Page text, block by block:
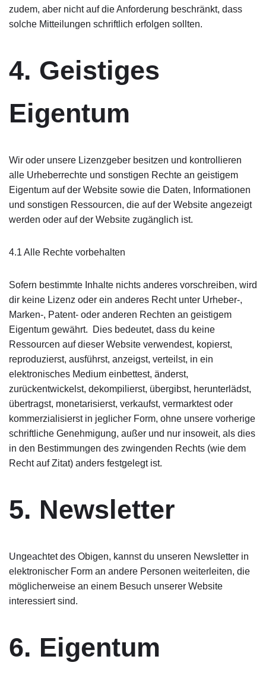
zudem, aber nicht auf die Anforderung beschränkt, dass
solche Mitteilungen schriftlich erfolgen sollten.
4. Geistiges
Eigentum
Wir oder unsere Lizenzgeber besitzen und kontrollieren
alle Urheberrechte und sonstigen Rechte an geistigem
Eigentum auf der Website sowie die Daten, Informationen
und sonstigen Ressourcen, die auf der Website angezeigt
werden oder auf der Website zugänglich ist.
4.1 Alle Rechte vorbehalten
Sofern bestimmte Inhalte nichts anderes vorschreiben, wird
dir keine Lizenz oder ein anderes Recht unter Urheber-,
Marken-, Patent- oder anderen Rechten an geistigem
Eigentum gewährt. Dies bedeutet, dass du keine
Ressourcen auf dieser Website verwendest, kopierst,
reproduzierst, ausführst, anzeigst, verteilst, in ein
elektronisches Medium einbettest, änderst,
zurückentwickelst, dekompilierst, übergibst, herunterlädst,
übertragst, monetarisierst, verkaufst, vermarktest oder
kommerzialisierst in jeglicher Form, ohne unsere vorherige
schriftliche Genehmigung, außer und nur insoweit, als dies
in den Bestimmungen des zwingenden Rechts (wie dem
Recht auf Zitat) anders festgelegt ist.
5. Newsletter
Ungeachtet des Obigen, kannst du unseren Newsletter in
elektronischer Form an andere Personen weiterleiten, die
möglicherweise an einem Besuch unserer Website
interessiert sind.
6. Eigentum